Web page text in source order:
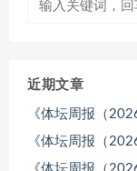
近期文章
《体坛周报（
《体坛周报（